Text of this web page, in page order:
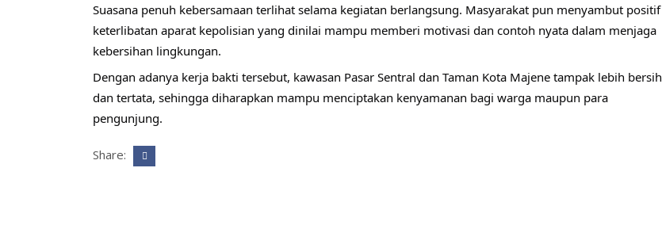
Suasana penuh kebersamaan terlihat selama kegiatan berlangsung. Masyarakat pun menyambut positif
keterlibatan aparat kepolisian yang dinilai mampu memberi motivasi dan contoh nyata dalam menjaga
kebersihan lingkungan.
Dengan adanya kerja bakti tersebut, kawasan Pasar Sentral dan Taman Kota Majene tampak lebih bersih
dan tertata, sehingga diharapkan mampu menciptakan kenyamanan bagi warga maupun para
pengunjung.
Share: